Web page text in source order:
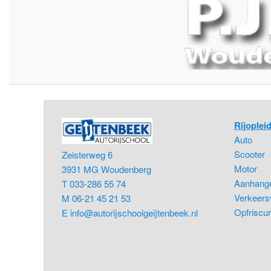
Zeisterweg 6
3931 MG Woudenberg
T 033-286 55 74
M 06-21 45 21 53
E info@autorijschoolgeijtenbeek.nl
Auto
Scooter
Motor